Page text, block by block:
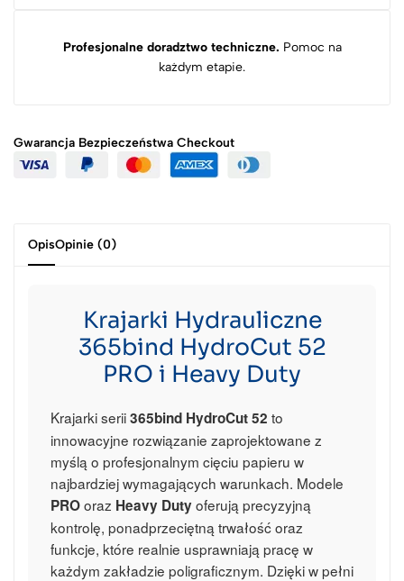
Profesjonalne doradztwo techniczne. Pomoc na
każdym etapie.
Gwarancja Bezpieczeństwa Checkout
OpisOpinie (0)
Krajarki Hydrauliczne
365bind HydroCut 52
PRO i Heavy Duty
Krajarki serii365bind HydroCut 52 to
innowacyjne rozwiązanie zaprojektowane z
myślą o profesjonalnym cięciu papieru w
najbardziej wymagających warunkach. Modele
PROoraz Heavy Dutyoferują precyzyjną
kontrolę, ponadprzeciętną trwałość oraz
funkcje, które realnie usprawniają pracę w
każdym zakładzie poligraficznym. Dzięki w pełni